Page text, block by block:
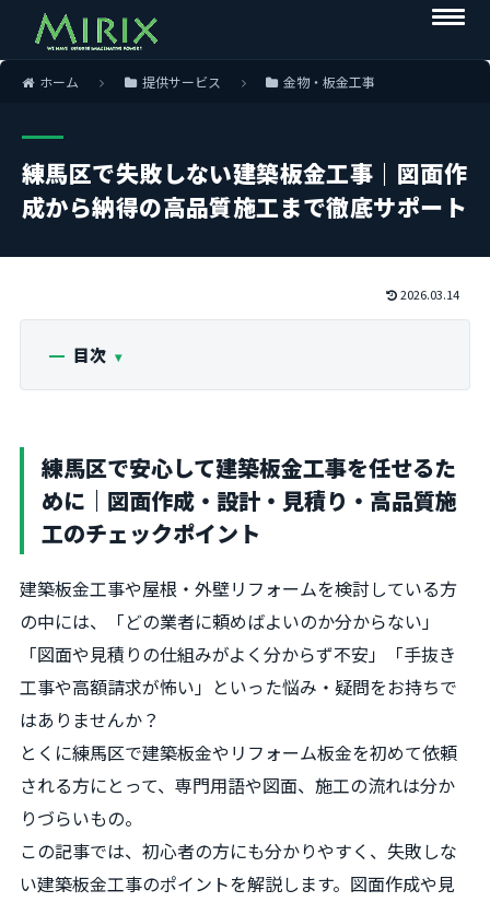
ホーム 提供サービス 金物・板金工事
練馬区で失敗しない建築板金工事｜図面作
成から納得の高品質施工まで徹底サポート
2026.03.14
目次
練馬区で安心して建築板金工事を任せるた
めに｜図面作成・設計・見積り・高品質施
工のチェックポイント
建築板金工事や屋根・外壁リフォームを検討している方
の中には、「どの業者に頼めばよいのか分からない」
「図面や見積りの仕組みがよく分からず不安」「手抜き
工事や高額請求が怖い」といった悩み・疑問をお持ちで
はありませんか？
とくに練馬区で建築板金やリフォーム板金を初めて依頼
される方にとって、専門用語や図面、施工の流れは分か
りづらいもの。
この記事では、初心者の方にも分かりやすく、失敗しな
い建築板金工事のポイントを解説します。図面作成や見